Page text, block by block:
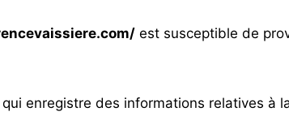
est susceptible de
enregistre des informations relatives à